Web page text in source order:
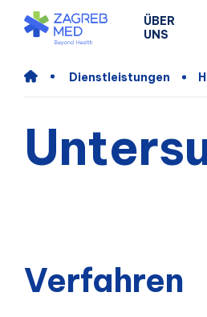
ÜBER
UNS
Dienstleistungen
Verfahren